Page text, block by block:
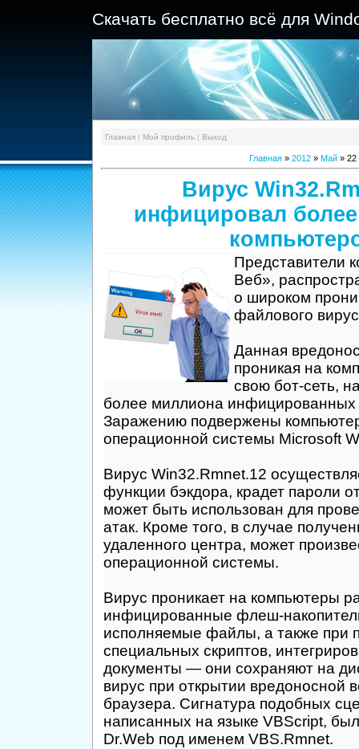
Скачать бесплатно всё для
Главная| Мой профиль| Выход
Главная » 2012 » Май » 22
Вирус
инфицировал
Представители
Веб»,
о широком
файлового
Данная
проникая на
свою бот-сеть,
более миллиона инфицированных
Заражению подвержены
операционной системы Microsoft
Вирус Win32.Rmnet.12
функции бэкдора, крадет пароли
может быть использован для
атак. Кроме того, в случае
удаленного центра, может
операционной системы.
Вирус проникает на компьютеры
инфицированные флеш-
исполняемые файлы, а также при
специальных скриптов,
документы — они сохраняют на
вирус при открытии вредоносной
браузера. Сигнатура подобных
написанных на языке VBScript,
Dr.Web под именем VBS.Rmnet.